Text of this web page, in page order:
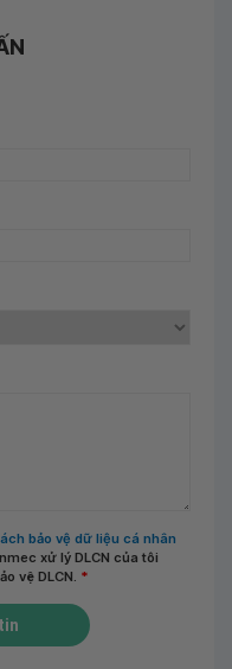
bảo vệ dữ liệu cá nhân
xử lý DLCN của tôi
vệ DLCN. *